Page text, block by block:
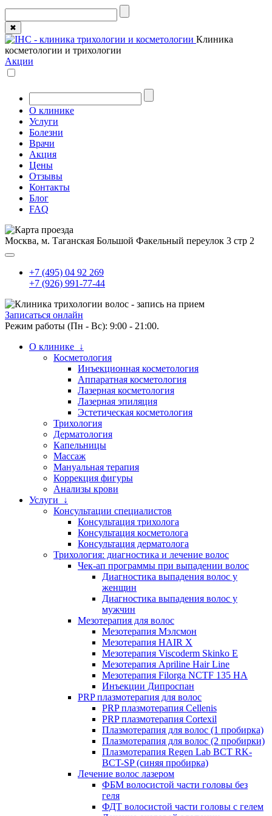
✖
Клиника
косметологии и трихологии
Акции
О клинике
Услуги
Болезни
Врачи
Акция
Цены
Отзывы
Контакты
Блог
FAQ
Москва, м. Таганская Большой Факельный переулок 3 стр 2
+7 (495) 04 92 269
+7 (926) 991-77-44
Записаться онлайн
Режим работы (Пн - Вс): 9:00 - 21:00.
О клинике ↓
Косметология
Инъекционная косметология
Аппаратная косметология
Лазерная косметология
Лазерная эпиляция
Эстетическая косметология
Трихология
Дерматология
Капельницы
Массаж
Мануальная терапия
Коррекция фигуры
Анализы крови
Услуги ↓
Консультации специалистов
Консультация трихолога
Консультация косметолога
Консультация дерматолога
Трихология: диагностика и лечение волос
Чек-ап программы при выпадении волос
Диагностика выпадения волос у
женщин
Диагностика выпадения волос у
мужчин
Мезотерапия для волос
Мезотерапия Мэлсмон
Мезотерапия HAIR X
Мезотерапия Viscoderm Skinko E
Мезотерапия Apriline Hair Line
Мезотерапия Filorga NCTF 135 HA
Инъекции Дипроспан
PRP плазмотерапия для волос
PRP плазмотерапия Cellenis
PRP плазмотерапия Cortexil
Плазмотерапия для волос (1 пробирка)
Плазмотерапия для волос (2 пробирки)
Плазмотерапия Regen Lab BCT RK-
BCT-SP (синяя пробирка)
Лечение волос лазером
ФБМ волосистой части головы без
геля
ФДТ волосистой части головы с гелем